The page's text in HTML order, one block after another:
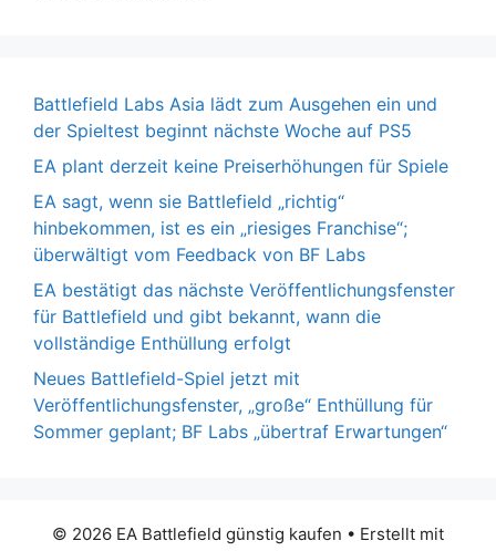
Battlefield Labs Asia lädt zum Ausgehen ein und
der Spieltest beginnt nächste Woche auf PS5
EA plant derzeit keine Preiserhöhungen für Spiele
EA sagt, wenn sie Battlefield „richtig“
hinbekommen, ist es ein „riesiges Franchise“;
überwältigt vom Feedback von BF Labs
EA bestätigt das nächste Veröffentlichungsfenster
für Battlefield und gibt bekannt, wann die
vollständige Enthüllung erfolgt
Neues Battlefield-Spiel jetzt mit
Veröffentlichungsfenster, „große“ Enthüllung für
Sommer geplant; BF Labs „übertraf Erwartungen“
© 2026 EA Battlefield günstig kaufen • Erstellt mit